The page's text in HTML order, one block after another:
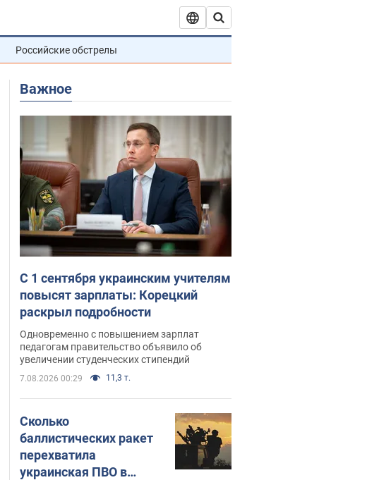
Российские обстрелы
Важное
С 1 сентября украинским учителям
повысят зарплаты: Корецкий
раскрыл подробности
Одновременно с повышением зарплат
педагогам правительство объявило об
увеличении студенческих стипендий
7.08.2026 00:29 11,3 т.
Сколько
баллистических ракет
перехватила
украинская ПВО в